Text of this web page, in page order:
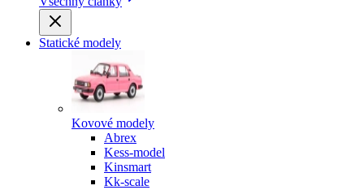
Statické modely
Kovové modely
Abrex
Kess-model
Kinsmart
Kk-scale